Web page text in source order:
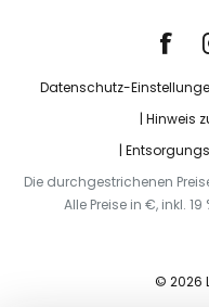
Datenschutz-
Hinweis
Die durchgestrichenen
Alle Preise in €, inkl.
© 2026